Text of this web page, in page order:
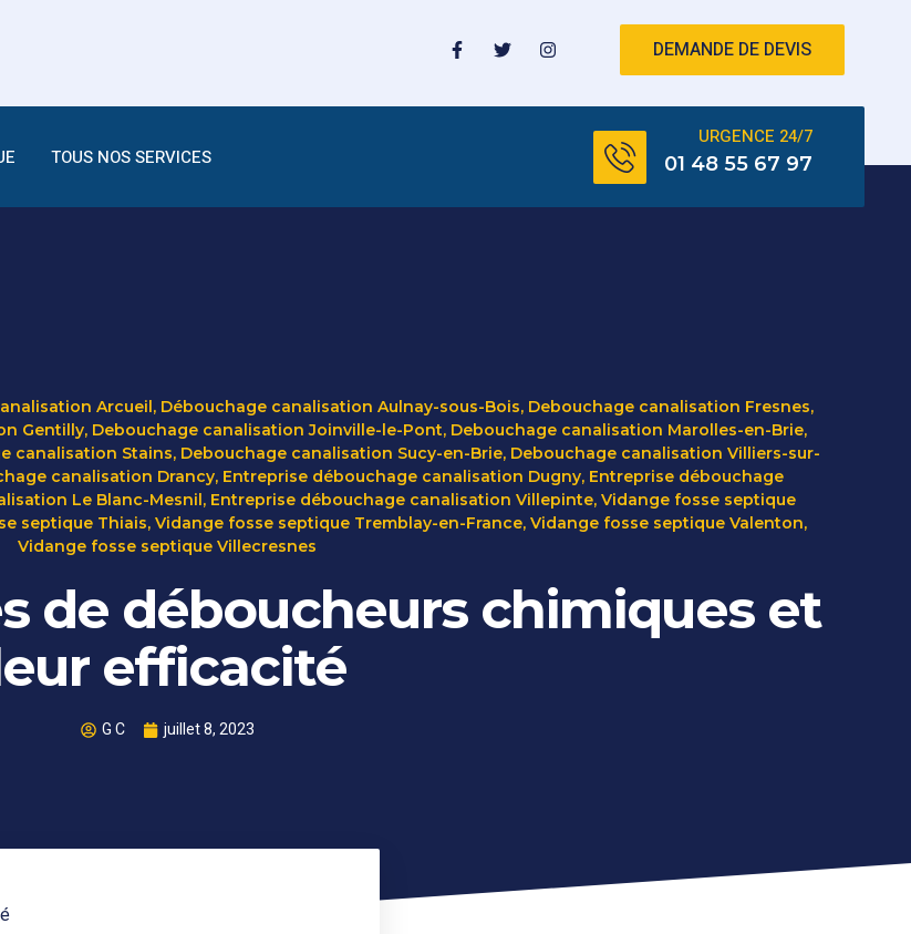
DEMANDE DE DEVIS
TOUS NOS SERVICES
URGENCE 24/7
01 48 55 67 97
Arcueil, Débouchage canalisation Aulnay-sous-Bois, Debouchage canalisation Fresnes,
Gentilly, Debouchage canalisation Joinville-le-Pont, Debouchage canalisation Marolles-en-Brie,
canalisation Stains, Debouchage canalisation Sucy-en-Brie, Debouchage canalisation Villiers-sur-
canalisation Drancy, Entreprise débouchage canalisation Dugny, Entreprise débouchage
Le Blanc-Mesnil, Entreprise débouchage canalisation Villepinte, Vidange fosse septique
septique Thiais, Vidange fosse septique Tremblay-en-France, Vidange fosse septique Valenton,
Vidange fosse septique Villecresnes
de déboucheurs chimiques et
efficacité
G C juillet 8, 2023